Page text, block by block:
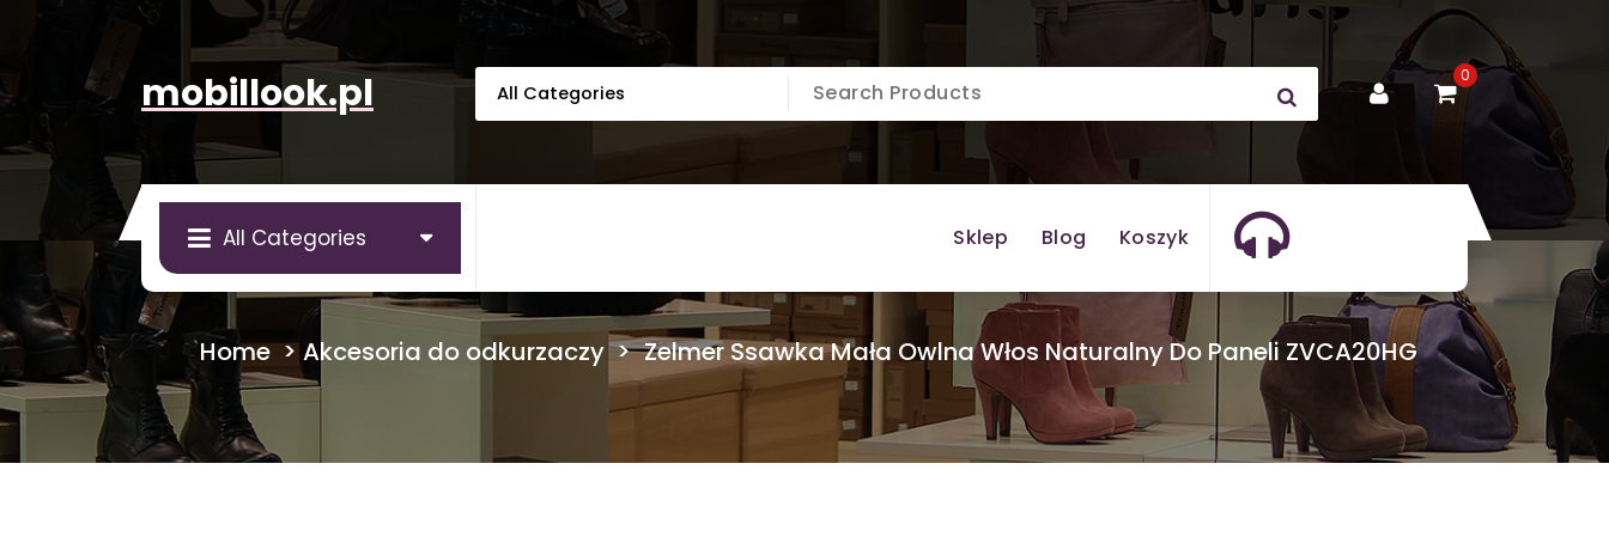
mobillook.pl 0
All Categories Sklep Blog Koszyk
Home>Akcesoria do odkurzaczy> Zelmer Ssawka Mała Owlna Włos Naturalny Do Paneli ZVCA20HG